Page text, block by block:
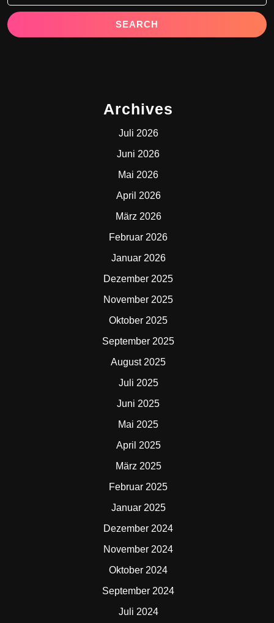
Archives
Juli 2026
Juni 2026
Mai 2026
April 2026
März 2026
Februar 2026
Januar 2026
Dezember 2025
November 2025
Oktober 2025
September 2025
August 2025
Juli 2025
Juni 2025
Mai 2025
April 2025
März 2025
Februar 2025
Januar 2025
Dezember 2024
November 2024
Oktober 2024
September 2024
Juli 2024